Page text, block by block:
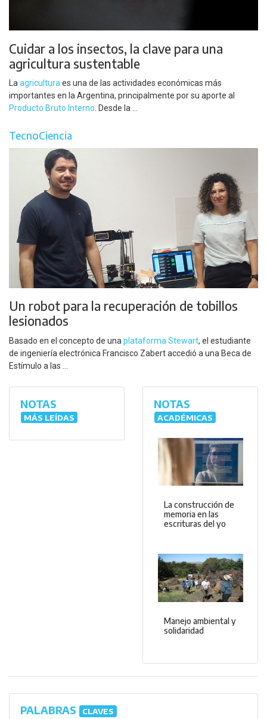
Cuidar a los insectos, la clave para una
agricultura sustentable
La agricultura es una de las actividades económicas más
importantes en la Argentina, principalmente por su aporte al
Producto Bruto Interno . Desde la ...
TecnoCiencia
Un robot para la recuperación de tobillos
lesionados
Basado en el concepto de una plataforma Stewart, el estudiante
de ingeniería electrónica Francisco Zabert accedió a una Beca de
Estímulo a las ...
NOTAS
MÁS LEÍDAS
NOTAS
ACADÉMICAS
La construcción de
memoria en las
escrituras del yo
Manejo ambiental y
solidaridad
PALABRAS CLAVES